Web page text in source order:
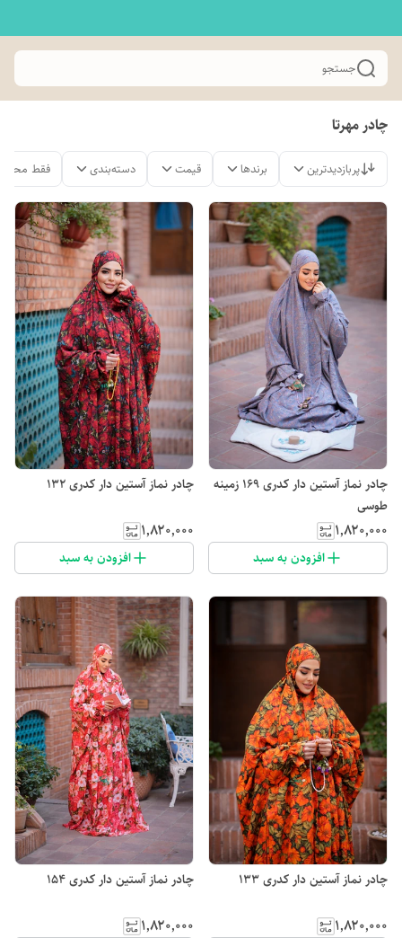
جستجو
چادر مهرتا
پربازدیدترین برندها قیمت دسته‌بندی فقط
چادر نماز آستین دار کدری 169 زمینه
طوسی
۱٬۸۲۰٬۰۰۰
افزودن به سبد
چادر نماز آستین دار کدری 132
۱٬۸۲۰٬۰۰۰
افزودن به سبد
چادر نماز آستین دار کدری 133
۱٬۸۲۰٬۰۰۰
چادر نماز آستین دار کدری 154
۱٬۸۲۰٬۰۰۰